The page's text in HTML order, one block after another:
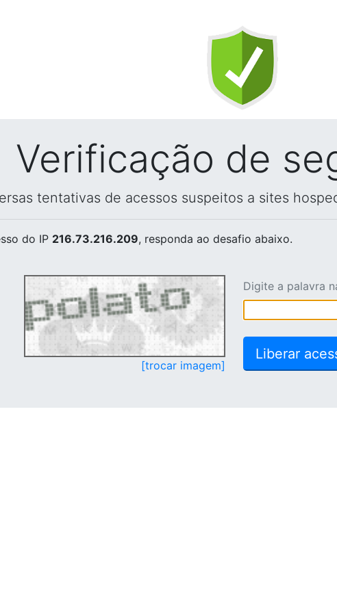
Verificação de
tentativas de acessos suspeitos a sites
do IP 216.73.216.209, responda ao desafio abaixo.
[trocar imagem]
Digite a palavra